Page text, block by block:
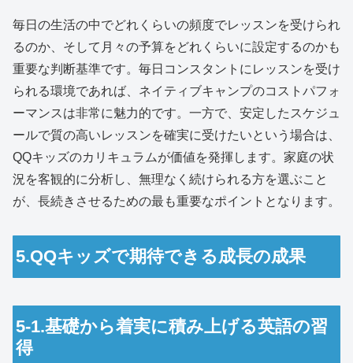
毎日の生活の中でどれくらいの頻度でレッスンを受けられ
るのか、そして月々の予算をどれくらいに設定するのかも
重要な判断基準です。毎日コンスタントにレッスンを受け
られる環境であれば、ネイティブキャンプのコストパフォ
ーマンスは非常に魅力的です。一方で、安定したスケジュ
ールで質の高いレッスンを確実に受けたいという場合は、
QQキッズのカリキュラムが価値を発揮します。家庭の状
況を客観的に分析し、無理なく続けられる方を選ぶこと
が、長続きさせるための最も重要なポイントとなります。
5.QQキッズで期待できる成長の成果
5-1.基礎から着実に積み上げる英語の習
得